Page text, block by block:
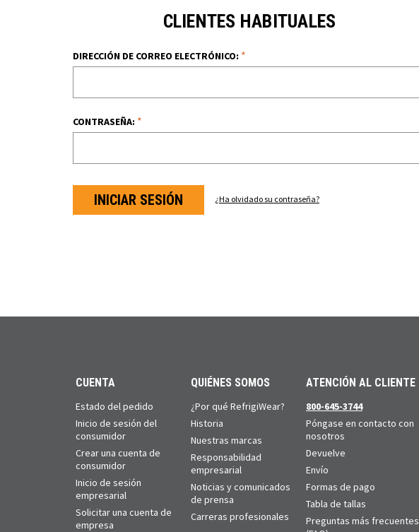
CLIENTES HABITUALES
DIRECCIÓN DE CORREO ELECTRÓNICO: *
CONTRASEÑA: *
¿Ha olvidado su contraseña?
CUENTA
Estado del pedido
Inicio de sesión del
consumidor
Crear una cuenta de
consumidor
Inicio de sesión
empresarial
Solicitar una cuenta de
empresa
QUIÉNES SOMOS
¿Por qué RefrigiWear?
Historia
Nuestras marcas
Responsabilidad
empresarial
Noticias y comunicados
de prensa
Carreras profesionales
ATENCIÓN AL CLIENTE
800-645-3744
Póngase en contacto con
nosotros
Devuelve
Envío
Formas de pago
Tabla de tallas
Preguntas más frecuentes